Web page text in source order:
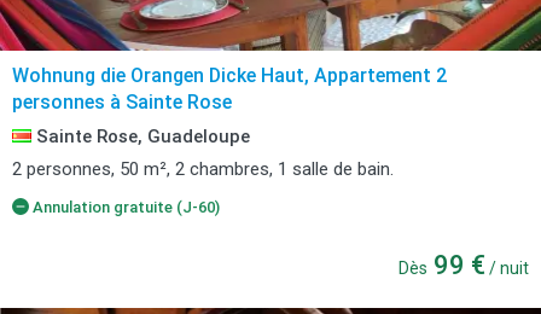
Wohnung die Orangen Dicke Haut, Appartement 2
personnes à Sainte Rose
Sainte Rose, Guadeloupe
2 personnes, 50 m², 2 chambres, 1 salle de bain.
Annulation gratuite (J-60)
Dès 99 € / nuit